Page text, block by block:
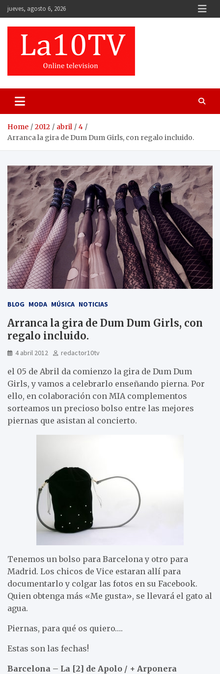
Skip
to
content
jueves, agosto 6, 2026
Home 2012 abril
4
Arranca la gira de Dum Dum Girls, con regalo incluido.
BLOG MODA MÚSICA NOTICIAS
Arranca la gira de Dum Dum Girls, con
regalo incluido.
4 abril 2012 redactor10tv
el 05 de Abril da comienzo la gira de Dum Dum
Girls, y vamos a celebrarlo enseñando pierna. Por
ello, en colaboración con MIA complementos
sorteamos un precioso bolso entre las mejores
piernas que asistan al concierto.
Tenemos un bolso para Barcelona y otro para
Madrid. Los chicos de Vice estaran allí para
documentarlo y colgar las fotos en su Facebook.
Quien obtenga más «Me gusta», se llevará el gato al
agua.
Piernas, para qué os quiero….
Estas son las fechas!
Barcelona – La [2] de Apolo / + Arponera